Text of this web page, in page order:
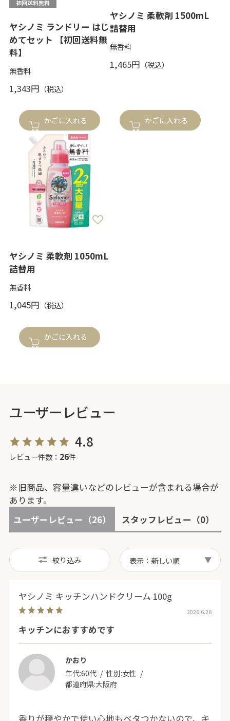
ヤシノミ ランドリー はじ
めてセット 【初回送料無
料】
無香料
1,343円
かごに入れる
ヤシノミ 柔軟剤 1500mL
詰替用
無香料
1,465円
かごに入れる
ヤシノミ 柔軟剤 1050mL
詰替用
無香料
1,045円
かごに入れる
ユーザーレビュー
4.8
レビュー件数： 26件
※旧商品、容量違いなどのレビューが含まれる場合が
あります。
ユーザーレビュー （26） スタッフレビュー （0）
絞り込み 表示：新しい順
ヤシノミ キッチンハンドクリーム 100g
2026.6.26
キッチンにおすすめです
かおり
年代:60代 性別:女性
都道府県:大阪府
香りが穏やかで使い心地もベタつかないので、キ